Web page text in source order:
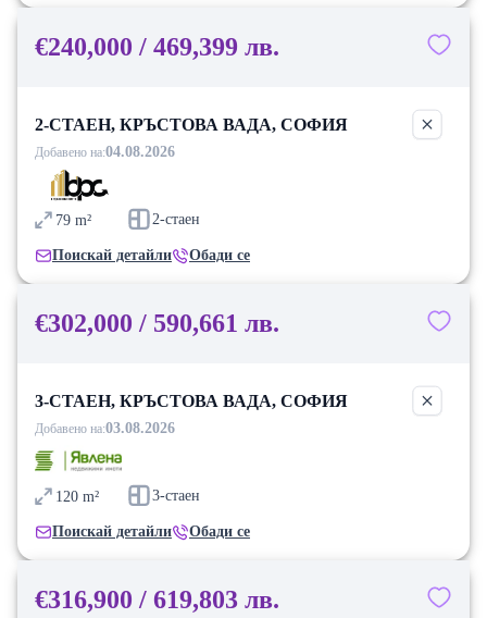
€240,000 / 469,399 лв.
2-СТАЕН, КРЪСТОВА ВАДА, СОФИЯ
Добавено на:04.08.2026
79 m² 2-стаен
Поискай детайли Обади се
€302,000 / 590,661 лв.
3-СТАЕН, КРЪСТОВА ВАДА, СОФИЯ
Добавено на:03.08.2026
120 m² 3-стаен
Поискай детайли Обади се
€316,900 / 619,803 лв.